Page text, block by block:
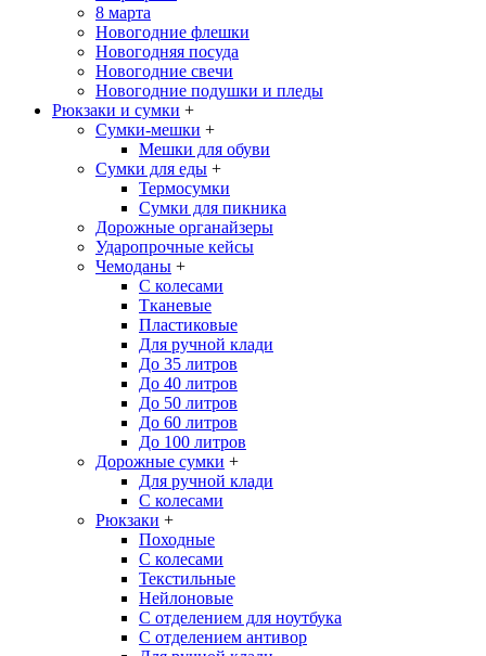
8 марта
Новогодние флешки
Новогодняя посуда
Новогодние свечи
Новогодние подушки и пледы
Рюкзаки и сумки +
Сумки-мешки +
Мешки для обуви
Сумки для еды +
Термосумки
Сумки для пикника
Дорожные органайзеры
Ударопрочные кейсы
Чемоданы +
С колесами
Тканевые
Пластиковые
Для ручной клади
До 35 литров
До 40 литров
До 50 литров
До 60 литров
До 100 литров
Дорожные сумки +
Для ручной клади
С колесами
Рюкзаки +
Походные
С колесами
Текстильные
Нейлоновые
С отделением для ноутбука
С отделением антивор